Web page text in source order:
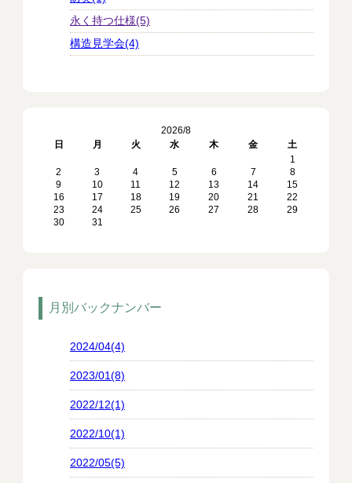
永く持つ仕様(5)
構造見学会(4)
2026/8
日
月 火 水 木 金
土
1
2
3 4 5 6 7
8
9
10 11 12 13 14
15
16
17 18 19 20 21
22
23
24 25 26 27 28
29
30
31
月別バックナンバー
2024/04(4)
2023/01(8)
2022/12(1)
2022/10(1)
2022/05(5)